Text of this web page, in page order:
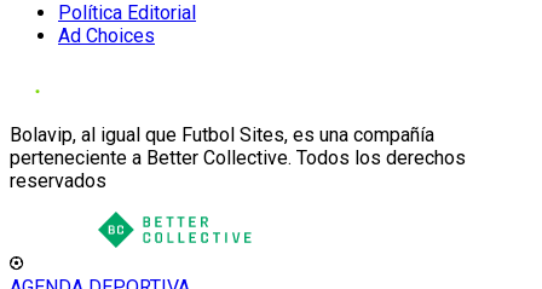
Política Editorial
Ad Choices
Bolavip, al igual que Futbol Sites, es una compañía
perteneciente a Better Collective. Todos los derechos
reservados